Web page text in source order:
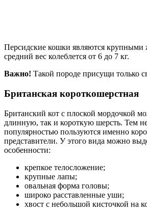
Персидские кошки являются крупными
средний вес колеблется от 6 до 7 кг.
Важно! Такой породе присущи только
Британская короткошерстная
Британский кот с плоской мордочкой
длинную, так и короткую шерсть. Тем
популярностью пользуются именно
представители. У этого вида можно
особенности:
крепкое телосложение;
крупные лапы;
овальная форма головы;
широко расставленные уши;
хвост с небольшой кисточкой на